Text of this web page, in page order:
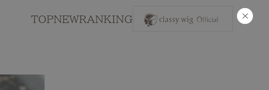
TOPNEWRANKING ×